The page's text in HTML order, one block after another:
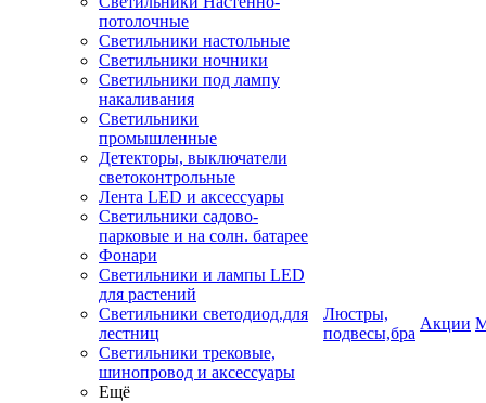
потолочные
Светильники настольные
Светильники ночники
Светильники под лампу
накаливания
Светильники
промышленные
Детекторы, выключатели
светоконтрольные
Лента LED и аксессуары
Светильники садово-
парковые и на солн. батарее
Фонари
Светильники и лампы LED
для растений
Светильники светодиод.для
лестниц
Светильники трековые,
шинопровод и аксессуары
Ещё
Люстры,
подвесы,бра
Акции